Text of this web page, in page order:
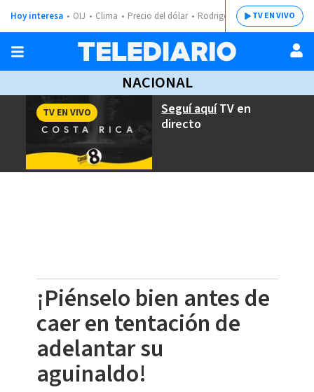
Hoy interesa OIJ Clima Precio del dólar Rodrigo ChavesTV EN VIVO
NACIONAL
Seguí aquíTV en
directo
TV EN VIVO
¡Piénselo bien antes de
caer en tentación de
adelantar su
aguinaldo!